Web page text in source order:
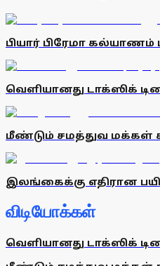
பியார் பிரேமா
வெளியானது டாக்ஸிக்
மீண்டும் சமத்துவ மக்கள்
இலங்கைக்கு எதிரான
விடியோக்கள்
வெளியானது டாக்ஸிக்